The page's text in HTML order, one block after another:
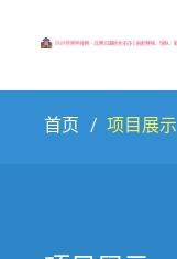
首页 项目展示